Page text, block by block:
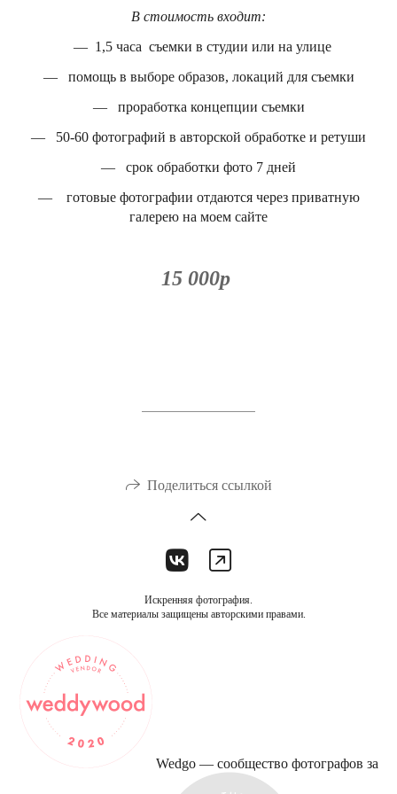
В стоимость входит:
— 1,5 часа съемки в студии или на улице
— помощь в выборе образов, локаций для съемки
— проработка концепции съемки
— 50-60 фотографий в авторской обработке и ретуши
— срок обработки фото 7 дней
— готовые фотографии отдаются через приватную
галерею на моем сайте
15 000р
Поделиться ссылкой
Искренняя фотография.
Все материалы защищены авторскими правами.
Wedgo — сообщество фотографов за